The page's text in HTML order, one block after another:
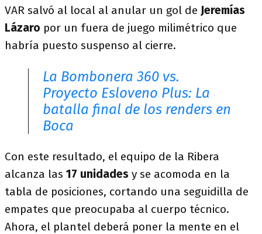
VAR salvó al local al anular un gol de Jeremías
Lázaro por un fuera de juego milimétrico que
habría puesto suspenso al cierre.
La Bombonera 360 vs.
Proyecto Esloveno Plus: La
batalla final de los renders en
Boca
Con este resultado, el equipo de la Ribera
alcanza las 17 unidades y se acomoda en la
tabla de posiciones, cortando una seguidilla de
empates que preocupaba al cuerpo técnico.
Ahora, el plantel deberá poner la mente en el